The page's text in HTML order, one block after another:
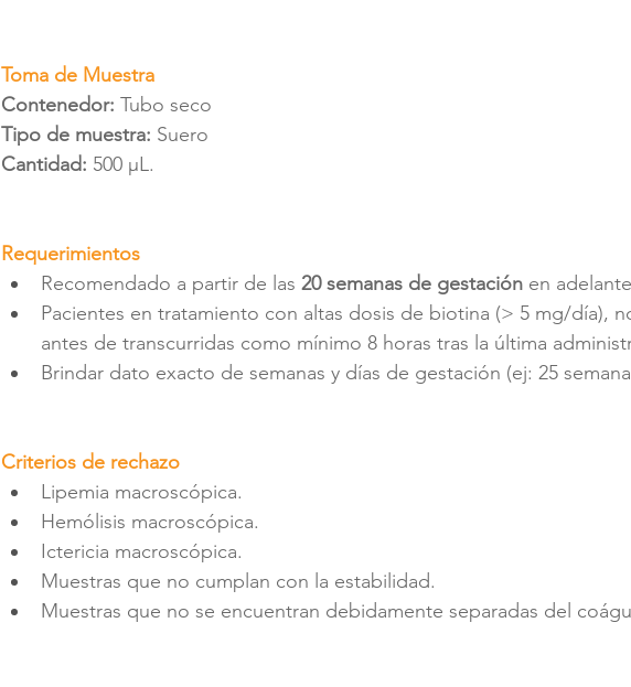
Toma de Muestra
Contenedor: Tubo seco
Tipo de muestra: Suero
Cantidad: 500 µL.
Requerimientos
Recomendado a partir de las 20 semanas de gestación en
Pacientes en tratamiento con altas dosis de biotina (> 5 mg/día),
antes de transcurridas como mínimo 8 horas tras la última
Brindar dato exacto de semanas y días de gestación (ej: 25
Criterios de rechazo
Lipemia macroscópica.
Hemólisis macroscópica.
Ictericia macroscópica.
Muestras que no cumplan con la estabilidad.
Muestras que no se encuentran debidamente separadas del